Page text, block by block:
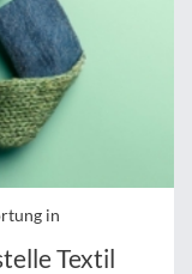
in
Textil